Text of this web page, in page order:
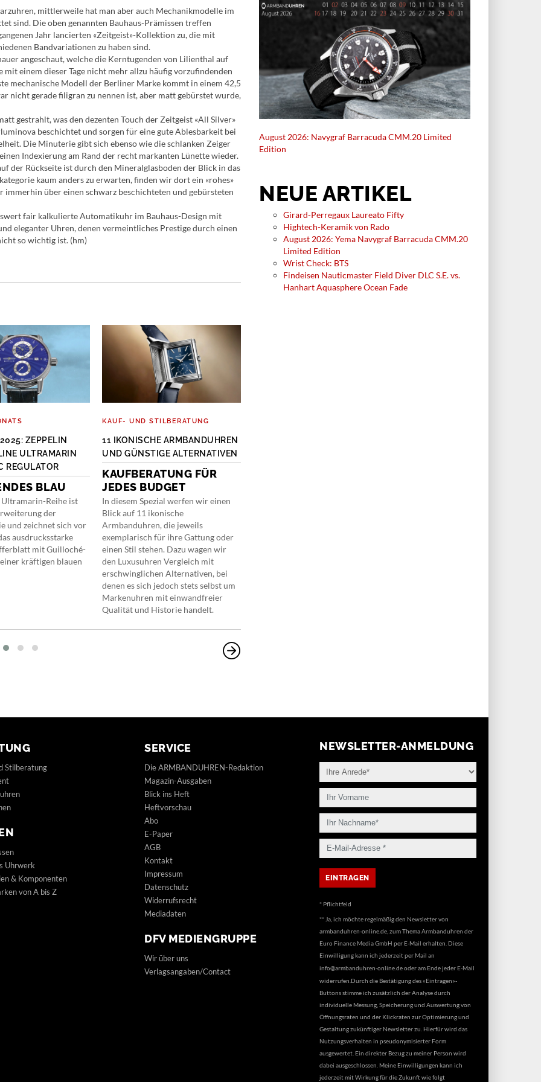
mittlerweile hat man aber auch Mechanikmodelle im
sind. Die oben genannten Bauhaus-Prämissen treffen
Jahr lancierten «Zeitgeist»-Kollektion zu, die mit
Bandvariationen zu haben sind.
angeschaut, welche die Kerntugenden von Lilienthal auf
einem dieser Tage nicht mehr allzu häufig vorzufindenden
mechanische Modell der Berliner Marke kommt in einem 42,5
nicht gerade filigran zu nennen ist, aber matt gebürstet wurde,
gestrahlt, was den dezenten Touch der Zeitgeist «All Silver»
beschichtet und sorgen für eine gute Ablesbarkeit bei
Die Minuterie gibt sich ebenso wie die schlanken Zeiger
Indexierung am Rand der recht markanten Lünette wieder.
der Rückseite ist durch den Mineralglasboden der Blick in das
kaum anders zu erwarten, finden wir dort ein «rohes»
über einen schwarz beschichteten und gebürsteten
fair kalkulierte Automatikuhr im Bauhaus-Design mit
eleganter Uhren, denen vermeintliches Prestige durch einen
so wichtig ist. (hm)
ZEPPELIN
ULTRAMARIN
REGULATOR
BLAU
Reihe ist
der
und zeichnet sich vor
ausdrucksstarke
mit Guilloché-
kräftigen blauen
KAUF- UND STILBERATUNG
11 IKONISCHE ARMBANDUHREN
UND GÜNSTIGE ALTERNATIVEN
KAUFBERATUNG FÜR
JEDES BUDGET
In diesem Spezial werfen wir einen
Blick auf 11 ikonische
Armbanduhren, die jeweils
exemplarisch für ihre Gattung oder
einen Stil stehen. Dazu wagen wir
den Luxusuhren Vergleich mit
erschwinglichen Alternativen, bei
denen es sich jedoch stets selbst um
Markenuhren mit einwandfreier
Qualität und Historie handelt.
August 2026: Navygraf Barracuda CMM.20 Limited
Edition
NEUE ARTIKEL
Girard-Perregaux Laureato Fifty
Hightech-Keramik von Rado
August 2026: Yema Navygraf Barracuda CMM.20
Limited Edition
Wrist Check: BTS
Findeisen Nauticmaster Field Diver DLC S.E. vs.
Hanhart Aquasphere Ocean Fade
Stilberatung
Uhrwerk
& Komponenten
von A bis Z
SERVICE
Die ARMBANDUHREN-Redaktion
Magazin-Ausgaben
Blick ins Heft
Heftvorschau
Abo
E-Paper
AGB
Kontakt
Impressum
Datenschutz
Widerrufsrecht
Mediadaten
DFV MEDIENGRUPPE
Wir über uns
Verlagsangaben/Contact
NEWSLETTER-ANMELDUNG
* Pflichtfeld
** Ja, ich möchte regelmäßig den Newsletter von
armbanduhren-online.de, zum Thema Armbanduhren der
Euro Finance Media GmbH per E-Mail erhalten. Diese
Einwilligung kann ich jederzeit per Mail an
info@armbanduhren-online.deoder am Ende jeder E-Mail
widerrufen.Durch die Bestätigung des «Eintragen»-
Buttons stimme ich zusätzlich der Analyse durch
individuelle Messung, Speicherung und Auswertung von
Öffnungsraten und der Klickraten zur Optimierung und
Gestaltung zukünftiger Newsletter zu. Hierfür wird das
Nutzungsverhalten in pseudonymisierter Form
ausgewertet. Ein direkter Bezug zu meiner Person wird
dabei ausgeschlossen. Meine Einwilligungen kann ich
jederzeit mit Wirkung für die Zukunft wie folgt